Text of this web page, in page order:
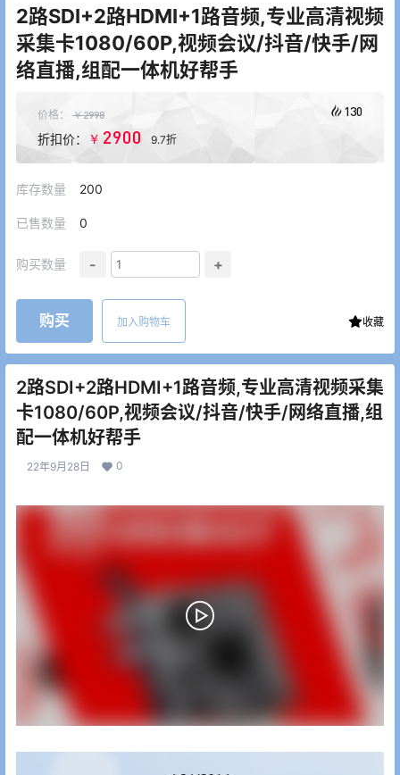
2路SDI+2路HDMI+1路音频,专业高清视频
采集卡1080/60P,视频会议/抖音/快手/网
络直播,组配一体机好帮手
价格： ￥2998
折扣价： ￥ 2900 9.7折
130
库存数量 200
已售数量 0
购买数量 - +
购买 加入购物车 收藏
2路SDI+2路HDMI+1路音频,专业高清视频采集
卡1080/60P,视频会议/抖音/快手/网络直播,组
配一体机好帮手
22年9月28日 0